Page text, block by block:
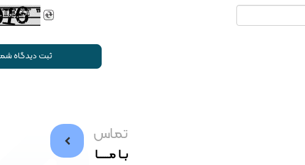
ثبت دیدگاه
تماس
بــا مــــــا